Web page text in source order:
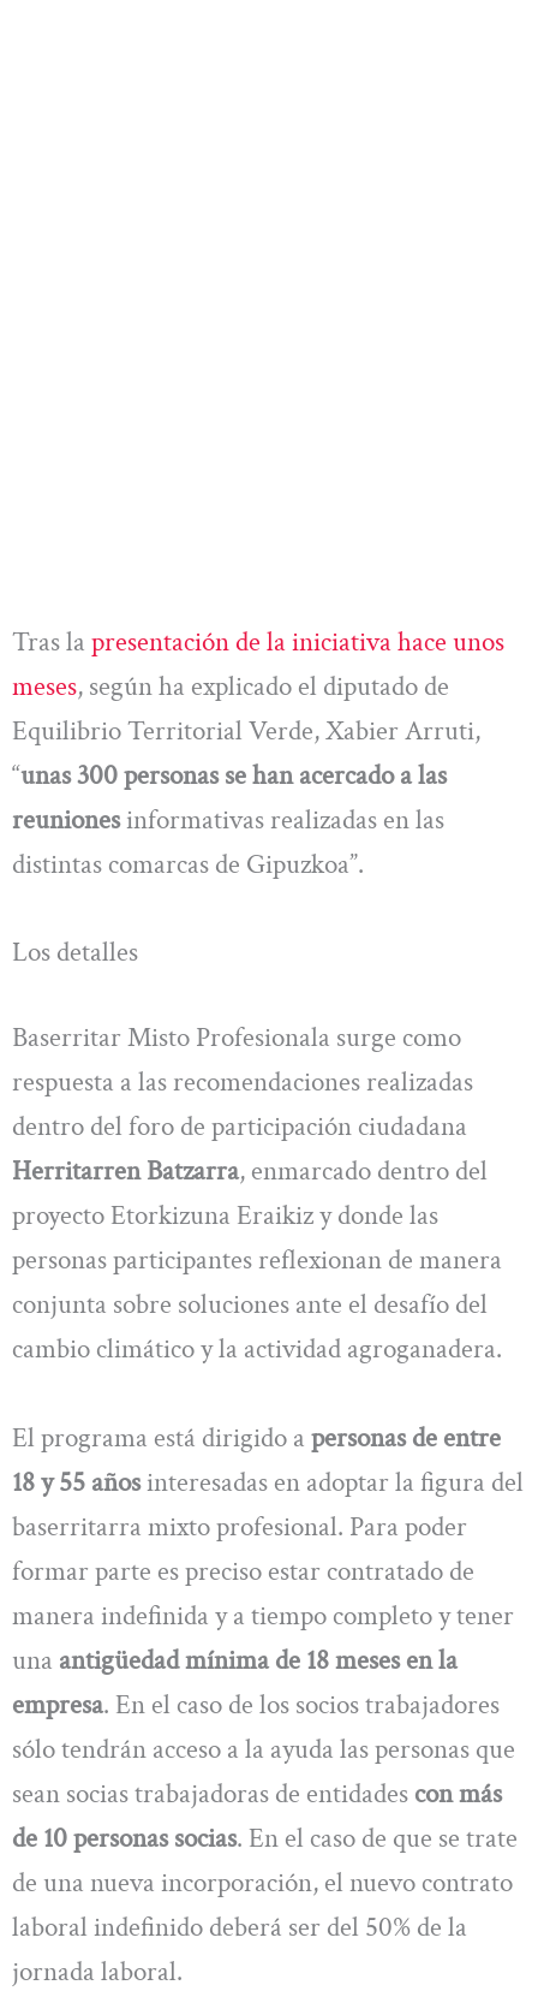
Tras la presentación de la iniciativa hace unos
meses, según ha explicado el diputado de
Equilibrio Territorial Verde, Xabier Arruti,
“unas 300 personas se han acercado a las
reunionesinformativas realizadas en las
distintas comarcas de Gipuzkoa”.
Los detalles
Baserritar Misto Profesionala surge como
respuesta a las recomendaciones realizadas
dentro del foro de participación ciudadana
Herritarren Batzarra, enmarcado dentro del
proyecto Etorkizuna Eraikiz y donde las
personas participantes reflexionan de manera
conjunta sobre soluciones ante el desafío del
cambio climático y la actividad agroganadera.
El programa está dirigido a personas de entre
18 y 55 añosinteresadas en adoptar la figura del
baserritarra mixto profesional. Para poder
formar parte es preciso estar contratado de
manera indefinida y a tiempo completo y tener
una antigüedad mínima de 18 meses en la
empresa. En el caso de los socios trabajadores
sólo tendrán acceso a la ayuda las personas que
sean socias trabajadoras de entidades con más
de 10 personas socias. En el caso de que se trate
de una nueva incorporación, el nuevo contrato
laboral indefinido deberá ser del 50% de la
jornada laboral.